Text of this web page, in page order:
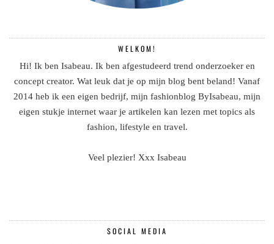
WELKOM!
Hi! Ik ben Isabeau. Ik ben afgestudeerd trend onderzoeker en
concept creator. Wat leuk dat je op mijn blog bent beland! Vanaf
2014 heb ik een eigen bedrijf, mijn fashionblog ByIsabeau, mijn
eigen stukje internet waar je artikelen kan lezen met topics als
fashion, lifestyle en travel.
Veel plezier! Xxx Isabeau
SOCIAL MEDIA